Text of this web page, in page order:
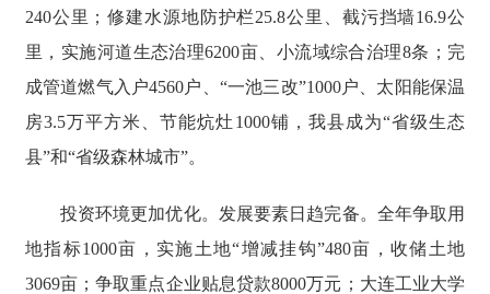
240公里；修建水源地防护栏25.8公里、截污挡墙16.9公
里，实施河道生态治理6200亩、小流域综合治理8条；完
成管道燃气入户4560户、“一池三改”1000户、太阳能保温
房3.5万平方米、节能炕灶1000铺，我县成为“省级生态
县”和“省级森林城市”。
投资环境更加优化。发展要素日趋完备。全年争取用
地指标1000亩，实施土地“增减挂钩”480亩，收储土地
3069亩；争取重点企业贴息贷款8000万元；大连工业大学